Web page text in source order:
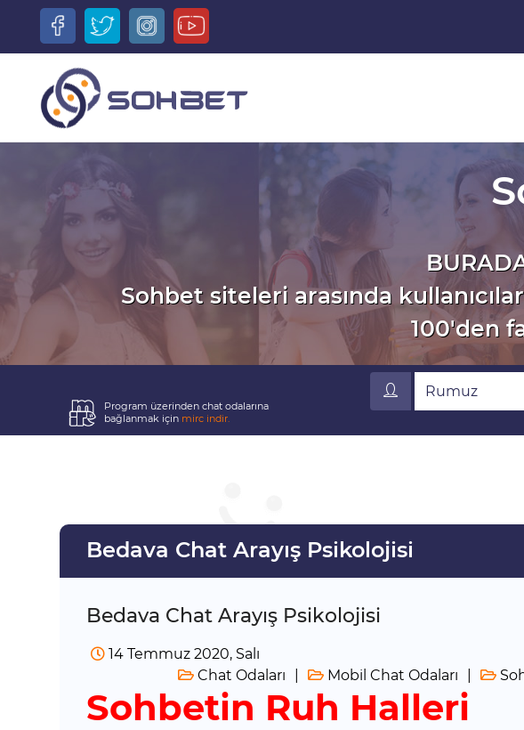
Sohbet siteleri arasında
100'den
Program üzerinden chat odalarına
bağlanmak için mirc indir.
Rumuz
Bedava Chat Arayış Psikolojisi
Bedava Chat Arayış Psikolojisi
14 Temmuz 2020, Salı
Chat Odaları
Mobil Chat Odaları
Sohbetin Ruh Halleri